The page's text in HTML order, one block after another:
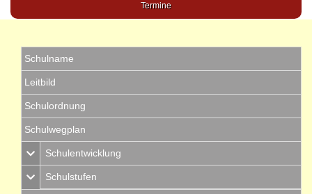
Termine
Schulname
Leitbild
Schulordnung
Schulwegplan
Schulentwicklung
Schulstufen